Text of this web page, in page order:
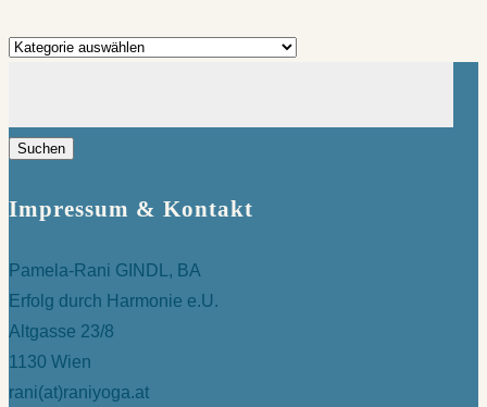
Kategorien
Impressum & Kontakt
Pamela-Rani GINDL, BA
Erfolg durch Harmonie e.U.
Altgasse 23/8
1130 Wien
rani(at)raniyoga.at